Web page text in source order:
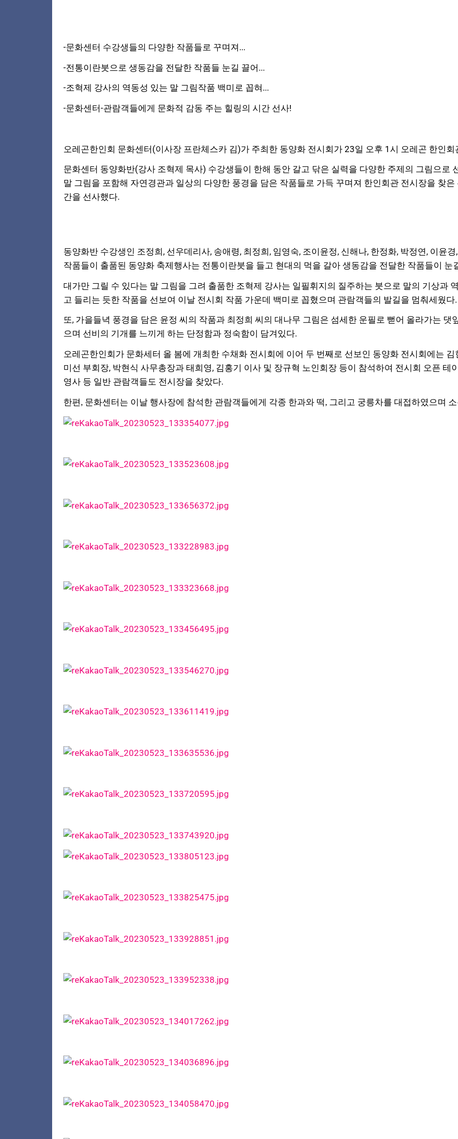
-문화센터 수강생들의 다양한 작품들로 꾸며져...
-전통이란붓으로 생동감을 전달한 작품들 눈길 끌어...
-조혁제 강사의 역동성 있는 말 그림작품 백미로 꼽혀...
-문화센터-관람객들에게 문화적 감동 주는 힐링의 시간 선사!
오레곤한인회 문화센터(이사장 프란체스카 김)가 주최한 동양화 전시회가 23일 오후 1시 오레곤 한인
문화센터 동양화반(강사 조혁제 목사) 수강생들이 한해 동안 갈고 닦은 실력을 다양한 주제의 그림으로
말 그림을 포함해 자연경관과 일상의 다양한 풍경을 담은 작품들로 가득 꾸며져 한인회관 전시장을 찾
간을 선사했다.
동양화반 수강생인 조정희, 선우데리사, 송애령, 최정희, 임영숙, 조이윤정, 신해나, 한정화, 박정연, 이윤
작품들이 출품된 동양화 축제행사는 전통이란붓을 들고 현대의 먹을 갈아 생동감을 전달한 작품들이 눈
대가만 그릴 수 있다는 말 그림을 그려 출품한 조혁제 강사는 일필휘지의 질주하는 붓으로 말의 기상과
고 들리는 듯한 작품을 선보여 이날 전시회 작품 가운데 백미로 꼽혔으며 관람객들의 발길을 멈춰세웠
또, 가을들녁 풍경을 담은 윤정 씨의 작품과 최정희 씨의 대나무 그림은 섬세한 운필로 뻗어 올라가는
으며 선비의 기개를 느끼게 하는 단정함과 정숙함이 담겨있다.
오레곤한인회가 문화세터 올 봄에 개최한 수채화 전시회에 이어 두 번째로 선보인 동양화 전시회에는
미선 부회장, 박현식 사무총장과 태희영, 김홍기 이사 및 장규혁 노인회장 등이 참석하여 전시회 오픈 테
영사 등 일반 관람객들도 전시장을 찾았다.
한편, 문화센터는 이날 행사장에 참석한 관람객들에게 각종 한과와 떡, 그리고 궁릉차를 대접하였으며